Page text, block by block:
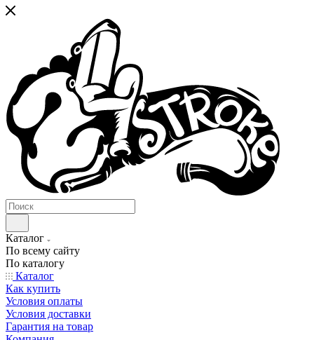
Каталог
По всему сайту
По каталогу
Каталог
Как купить
Условия оплаты
Условия доставки
Гарантия на товар